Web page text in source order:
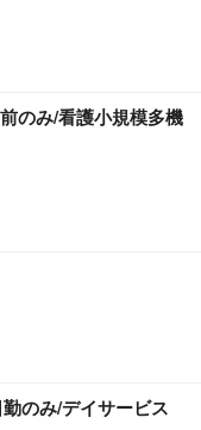
のみ/看護小規模多機
のみ/デイサービス